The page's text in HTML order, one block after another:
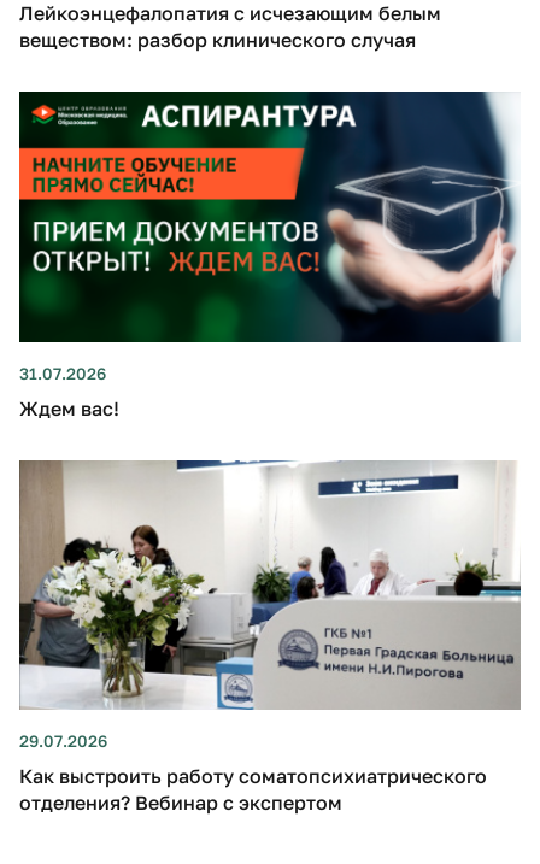
Лейкоэнцефалопатия с исчезающим белым
веществом: разбор клинического случая
31.07.2026
Ждем вас!
29.07.2026
Как выстроить работу соматопсихиатрического
отделения? Вебинар с экспертом